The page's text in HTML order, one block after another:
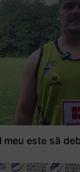
meu este să